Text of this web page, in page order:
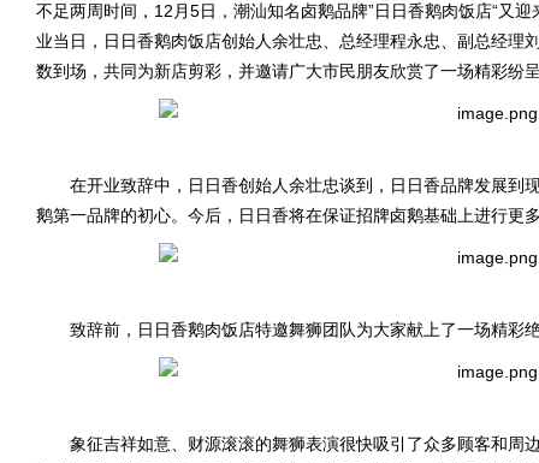
不足两周时间，12月5日，潮汕知名卤鹅品牌”日日香鹅肉饭店“又
业当日，日日香鹅肉饭店创始人余壮忠、总经理程永忠、副总经理
数到场，共同为新店剪彩，并邀请广大市民朋友欣赏了一场精彩纷
在开业致辞中，日日香创始人余壮忠谈到，日日香品牌发展到
鹅第一品牌的初心。今后，日日香将在保证招牌卤鹅基础上进行更
致辞前，日日香鹅肉饭店特邀舞狮团队为大家献上了一场精彩
象征吉祥如意、财源滚滚的舞狮表演很快吸引了众多顾客和周